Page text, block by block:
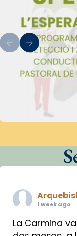
1 week ago
La Carmina